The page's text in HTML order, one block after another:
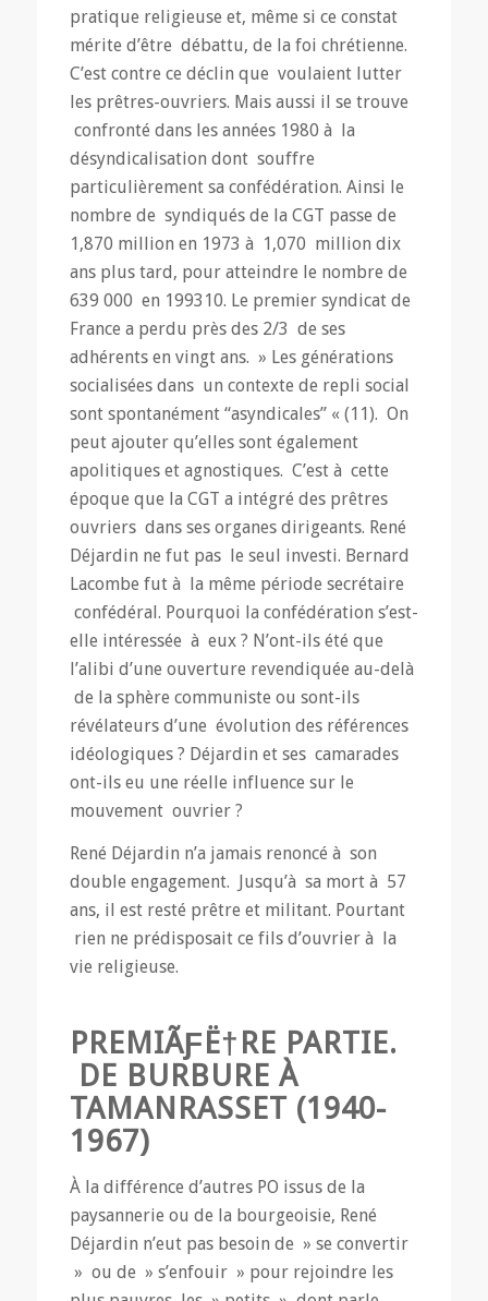
pratique religieuse et, même si ce constat
mérite d’être débattu, de la foi chrétienne.
C’est contre ce déclin que voulaient lutter
les prêtres-ouvriers. Mais aussi il se trouve
confronté dans les années 1980 à la
désyndicalisation dont souffre
particulièrement sa confédération. Ainsi le
nombre de syndiqués de la CGT passe de
1,870 million en 1973 à 1,070 million dix
ans plus tard, pour atteindre le nombre de
639 000 en 199310. Le premier syndicat de
France a perdu près des 2/3 de ses
adhérents en vingt ans. » Les générations
socialisées dans un contexte de repli social
sont spontanément “asyndicales” « (11). On
peut ajouter qu’elles sont également
apolitiques et agnostiques. C’est à cette
époque que la CGT a intégré des prêtres
ouvriers dans ses organes dirigeants. René
Déjardin ne fut pas le seul investi. Bernard
Lacombe fut à la même période secrétaire
confédéral. Pourquoi la confédération s’est-
elle intéressée à eux ? N’ont-ils été que
l’alibi d’une ouverture revendiquée au-delà
de la sphère communiste ou sont-ils
révélateurs d’une évolution des références
idéologiques ? Déjardin et ses camarades
ont-ils eu une réelle influence sur le
mouvement ouvrier ?
René Déjardin n’a jamais renoncé à son
double engagement. Jusqu’à sa mort à 57
ans, il est resté prêtre et militant. Pourtant
rien ne prédisposait ce fils d’ouvrier à la
vie religieuse.
PREMIÃƑË†RE PARTIE.
DE BURBURE À
TAMANRASSET (1940-
1967)
À la différence d’autres PO issus de la
paysannerie ou de la bourgeoisie, René
Déjardin n’eut pas besoin de » se convertir
» ou de » s’enfouir » pour rejoindre les